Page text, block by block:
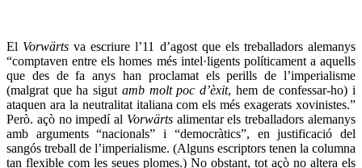
El Vorwärts va escriure l’11 d’agost que els treballadors alemanys
“comptaven entre els homes més intel·ligents políticament a aquells
que des de fa anys han proclamat els perills de l’imperialisme
(malgrat que ha sigut amb molt poc d’èxit, hem de confessar-ho) i
ataquen ara la neutralitat italiana com els més exagerats xovinistes.”
Però. açò no impedí al Vorwärtsalimentar els treballadors alemanys
amb arguments “nacionals” i “democràtics”, en justificació del
sangós treball de l’imperialisme. (Alguns escriptors tenen la columna
tan flexible com les seues plomes.) No obstant, tot açò no altera els